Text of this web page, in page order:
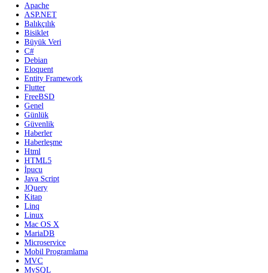
Apache
ASP.NET
Balıkçılık
Bisiklet
Büyük Veri
C#
Debian
Eloquent
Entity Framework
Flutter
FreeBSD
Genel
Günlük
Güvenlik
Haberler
Haberleşme
Html
HTML5
İpucu
Java Script
JQuery
Kitap
Linq
Linux
Mac OS X
MariaDB
Microservice
Mobil Programlama
MVC
MySQL